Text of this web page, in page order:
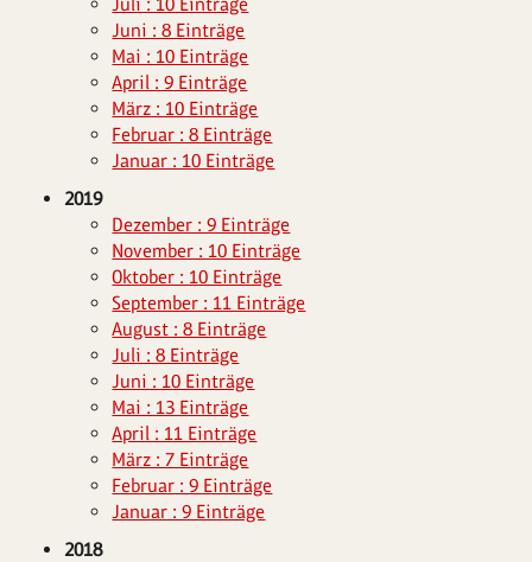
Juni : 8 Einträge
Mai : 10 Einträge
April : 9 Einträge
März : 10 Einträge
Februar : 8 Einträge
Januar : 10 Einträge
2019
Dezember : 9 Einträge
November : 10 Einträge
Oktober : 10 Einträge
September : 11 Einträge
August : 8 Einträge
Juli : 8 Einträge
Juni : 10 Einträge
Mai : 13 Einträge
April : 11 Einträge
März : 7 Einträge
Februar : 9 Einträge
Januar : 9 Einträge
2018